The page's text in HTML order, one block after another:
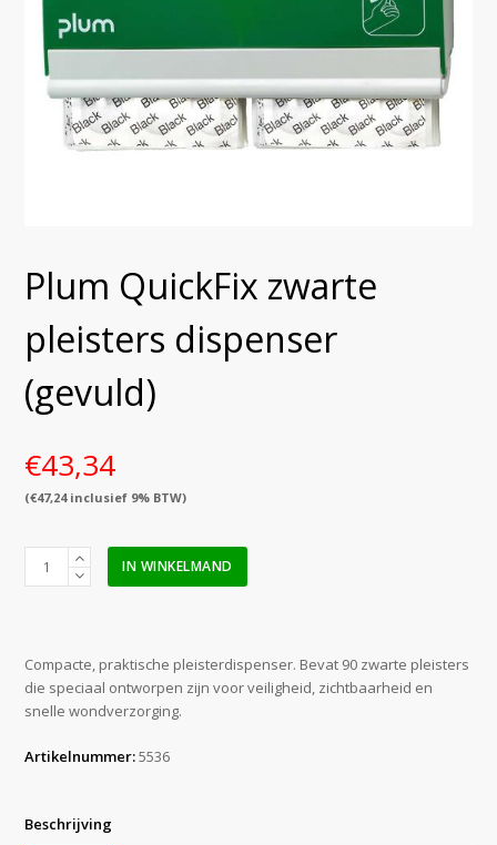
Plum QuickFix zwarte
pleisters dispenser
(gevuld)
€43,34
(€47,24inclusief 9% BTW)
QuickFix
(gevuld)
aantal
IN WINKELMAND
Compacte, praktische pleisterdispenser. Bevat 90 zwarte pleisters
die speciaal ontworpen zijn voor veiligheid, zichtbaarheid en
snelle wondverzorging.
Artikelnummer:5536
Beschrijving